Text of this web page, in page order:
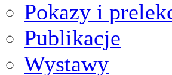
Pokazy i
Publikacje
Wystawy